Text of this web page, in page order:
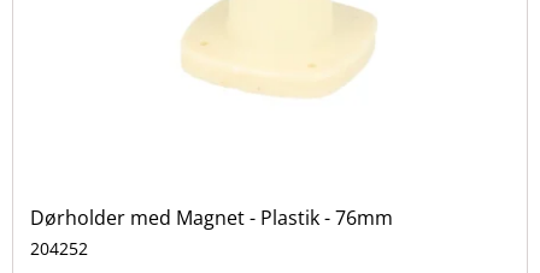
Dørholder med Magnet - Plastik - 76mm
204252